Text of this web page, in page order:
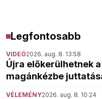
Legfontosabb
VIDEÓ2026. aug. 8. 13:58
Újra előkerülhetnek
magánkézbe
VÉLEMÉNY2026. aug. 8. 10:24